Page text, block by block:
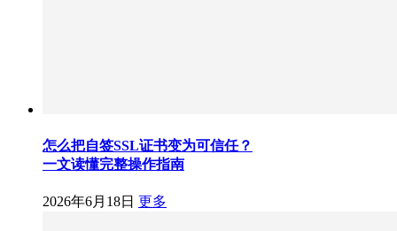
怎么把自签SSL证书变为可信任？
一文读懂完整操作指南
2026年6月18日 更多